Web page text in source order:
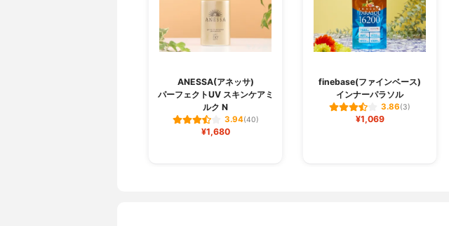
ANESSA(アネッサ)
パーフェクトUV スキンケアミ
ルク N
3.94(40)
¥1,680
finebase(ファインベース)
インナーパラソル
3.86(3)
¥1,069